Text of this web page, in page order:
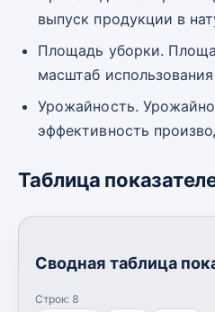
выпуск продукции в
Площадь уборки.
масштаб
Урожайность.
эффективность
Таблица
Сводная таблица
Строк: 8